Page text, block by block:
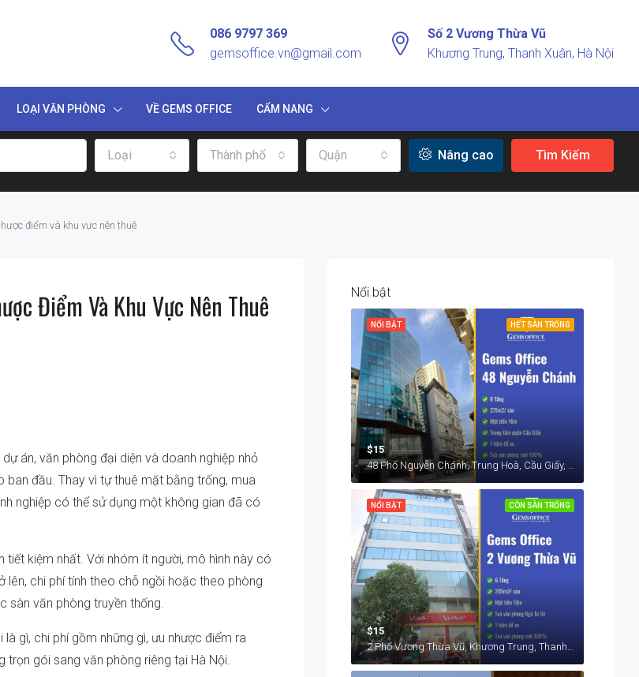
086 9797 369
gemsoffice.vn@gmail.com
Số 2 Vương Thừa Vũ
Khương Trung, Thanh Xuân, Hà Nội
LOẠI VĂN PHÒNG VỀ GEMS OFFICE CẨM NANG
Loại Thành phố Quận Nâng cao Tìm Kiếm
điểm và khu vực nên thuê
Điểm Và Khu Vực Nên Thuê
án, văn phòng đại diện và doanh nghiệp nhỏ
đầu. Thay vì tự thuê mặt bằng trống, mua
nghiệp có thể sử dụng một không gian đã có
kiệm nhất. Với nhóm ít người, mô hình này có
lên, chi phí tính theo chỗ ngồi hoặc theo phòng
sàn văn phòng truyền thống.
gì, chi phí gồm những gì, ưu nhược điểm ra
trọn gói sang văn phòng riêng tại Hà Nội.
Nổi bật
HẾT SÀN TRỐNG
NỔI BẬT
$15
48 Phố Nguyễn Chánh, Trung Hoà, Cầu Giấy, Hà Nội, Việt Nam
CÒN SÀN TRỐNG
NỔI BẬT
$15